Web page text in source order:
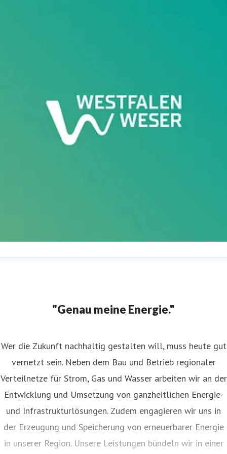
"Genau meine Energie."
Wer die Zukunft nachhaltig gestalten will, muss heute gut
vernetzt sein. Neben dem Bau und Betrieb regionaler
Verteilnetze für Strom, Gas und Wasser arbeiten wir an der
Entwicklung und Umsetzung von ganzheitlichen Energie-
und Infrastrukturlösungen. Zudem engagieren wir uns in
der Erzeugung und Speicherung von erneuerbarer Energie
in unserer Region. Unsere Leistungen bündeln wir in einer